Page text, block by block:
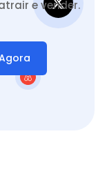
e vender.